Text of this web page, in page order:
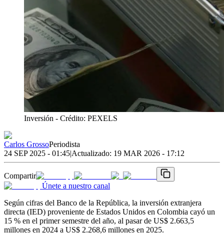
Inversión - Crédito: PEXELS
Carlos GrossoPeriodista
24 SEP 2025 - 01:45|Actualizado: 19 MAR 2026 - 17:12
Compartir
Únete a nuestro canal
Según cifras del Banco de la República, la inversión extranjera
directa (IED) proveniente de Estados Unidos en Colombia cayó un
15 % en el primer semestre del año, al pasar de US$ 2.663,5
millones en 2024 a US$ 2.268,6 millones en 2025.